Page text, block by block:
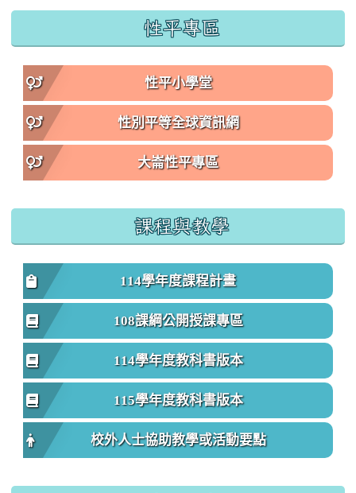
性平專區
性平小學堂
性別平等全球資訊網
大崙性平專區
課程與教學
114學年度課程計畫
108課綱公開授課專區
114學年度教科書版本
115學年度教科書版本
校外人士協助教學或活動要點